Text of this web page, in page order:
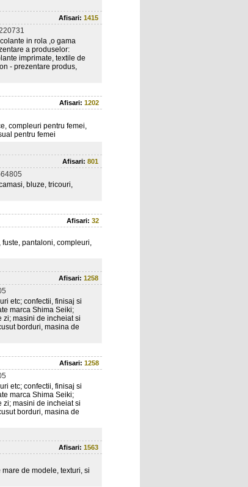
Afisari: 1415
in rola ,o gama
a produselor:
imprimate, textile de
- prezentare produs,
Afisari: 1202
compleuri pentru femei,
pentru femei
Afisari: 801
bluze, tricouri,
Afisari: 32
pantaloni, compleuri,
Afisari: 1258
etc; confectii, finisaj si
marca Shima Seiki;
zi; masini de incheiat si
borduri, masina de
Afisari: 1258
etc; confectii, finisaj si
marca Shima Seiki;
zi; masini de incheiat si
borduri, masina de
Afisari: 1563
de modele, texturi, si